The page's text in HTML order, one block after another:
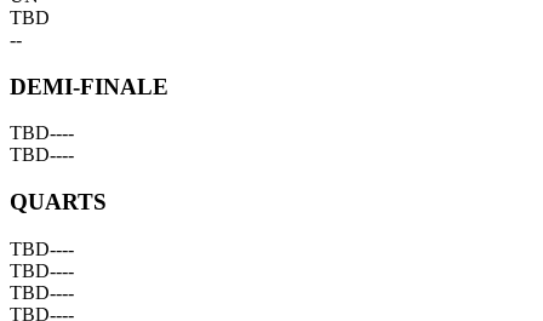
TBD
--
DEMI-FINALE
TBD----
TBD----
QUARTS
TBD----
TBD----
TBD----
TBD----